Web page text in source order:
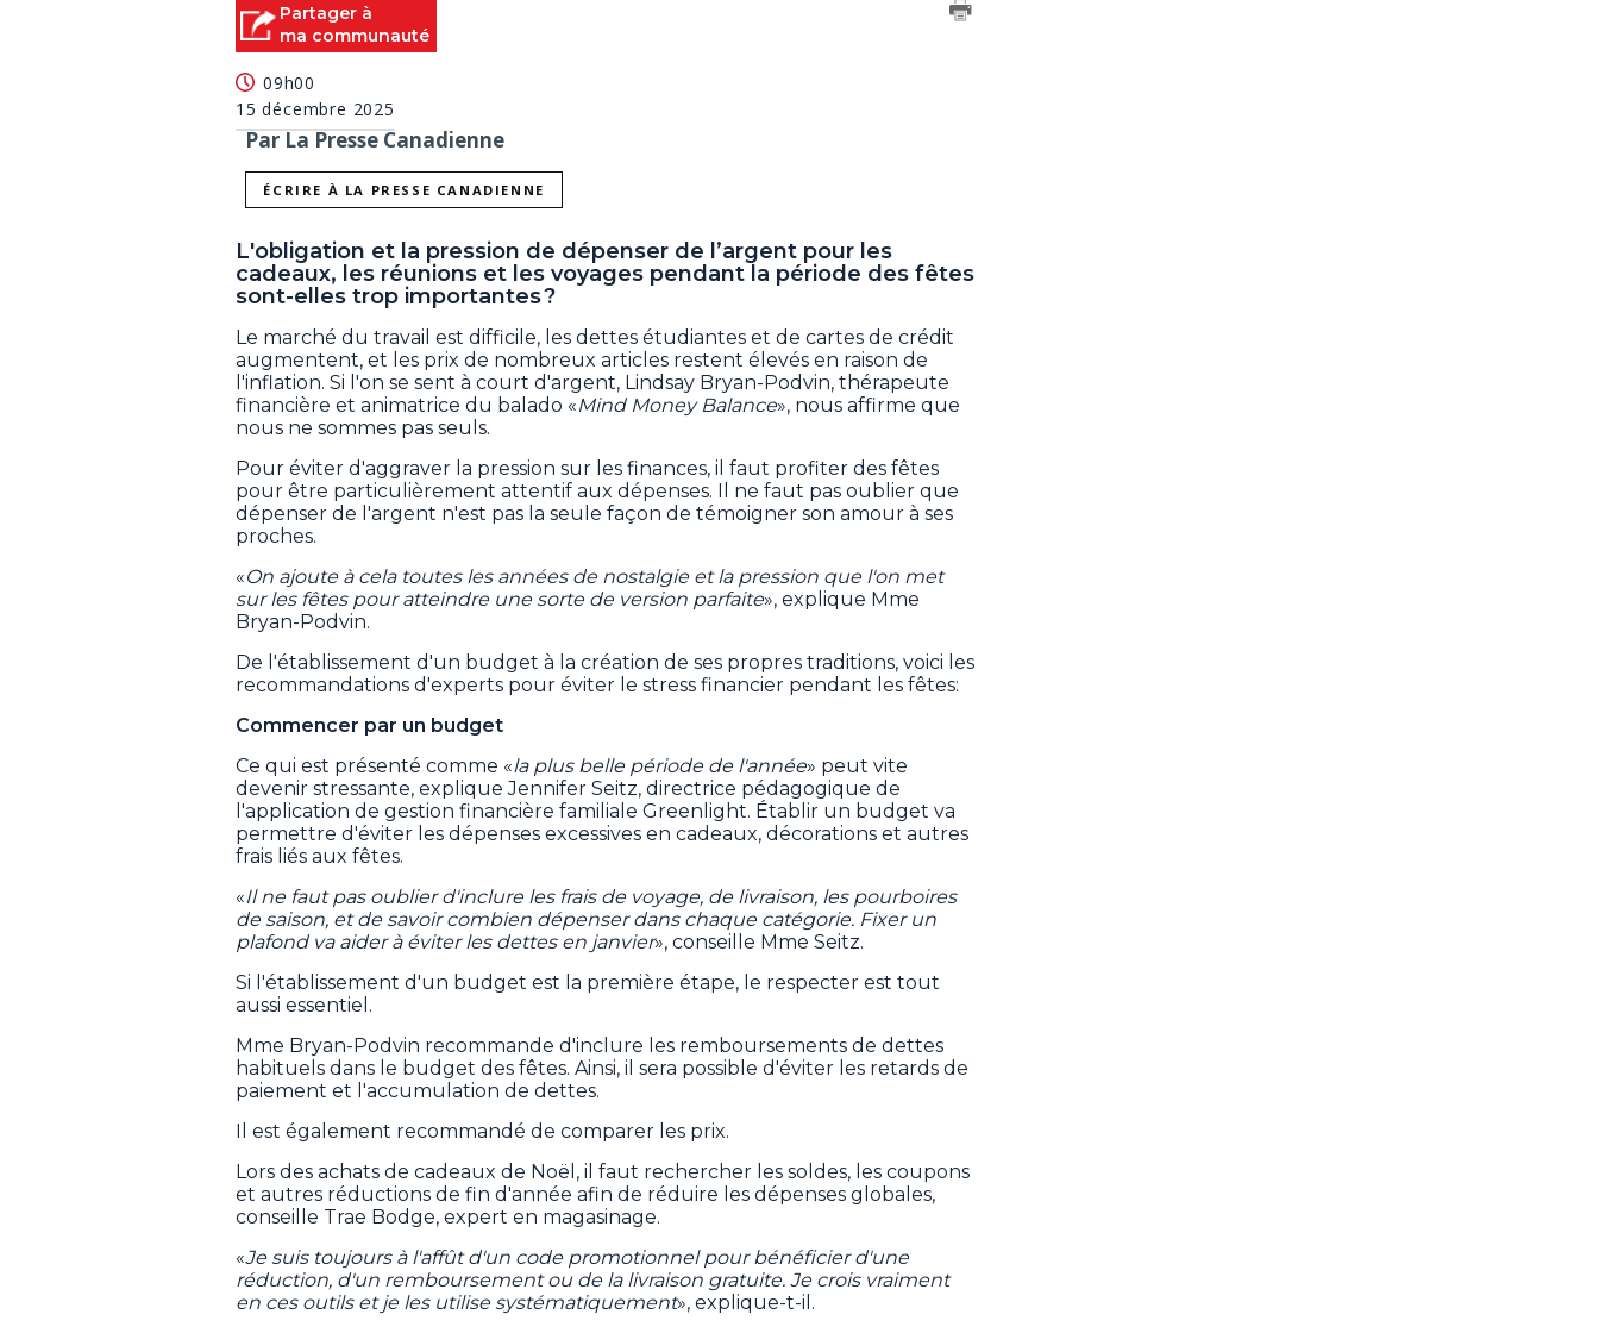
Partager à
ma communauté
09h00
15 décembre 2025
Par La Presse Canadienne
ÉCRIRE À LA PRESSE CANADIENNE
L'obligation et la pression de dépenser de l’argent pour les
cadeaux, les réunions et les voyages pendant la période des fêtes
sont-elles trop importantes ?
Le marché du travail est difficile, les dettes étudiantes et de cartes de crédit
augmentent, et les prix de nombreux articles restent élevés en raison de
l'inflation. Si l'on se sent à court d'argent, Lindsay Bryan-Podvin, thérapeute
financière et animatrice du balado «Mind Money Balance», nous affirme que
nous ne sommes pas seuls.
Pour éviter d'aggraver la pression sur les finances, il faut profiter des fêtes
pour être particulièrement attentif aux dépenses. Il ne faut pas oublier que
dépenser de l'argent n'est pas la seule façon de témoigner son amour à ses
proches.
«On ajoute à cela toutes les années de nostalgie et la pression que l'on met
sur les fêtes pour atteindre une sorte de version parfaite», explique Mme
Bryan-Podvin.
De l'établissement d'un budget à la création de ses propres traditions, voici les
recommandations d'experts pour éviter le stress financier pendant les fêtes:
Commencer par un budget
Ce qui est présenté comme «la plus belle période de l'année» peut vite
devenir stressante, explique Jennifer Seitz, directrice pédagogique de
l'application de gestion financière familiale Greenlight. Établir un budget va
permettre d'éviter les dépenses excessives en cadeaux, décorations et autres
frais liés aux fêtes.
«Il ne faut pas oublier d'inclure les frais de voyage, de livraison, les pourboires
de saison, et de savoir combien dépenser dans chaque catégorie. Fixer un
plafond va aider à éviter les dettes en janvier», conseille Mme Seitz.
Si l'établissement d'un budget est la première étape, le respecter est tout
aussi essentiel.
Mme Bryan-Podvin recommande d'inclure les remboursements de dettes
habituels dans le budget des fêtes. Ainsi, il sera possible d'éviter les retards de
paiement et l'accumulation de dettes.
Il est également recommandé de comparer les prix.
Lors des achats de cadeaux de Noël, il faut rechercher les soldes, les coupons
et autres réductions de fin d'année afin de réduire les dépenses globales,
conseille Trae Bodge, expert en magasinage.
«Je suis toujours à l'affût d'un code promotionnel pour bénéficier d'une
réduction, d'un remboursement ou de la livraison gratuite. Je crois vraiment
en ces outils et je les utilise systématiquement», explique-t-il.